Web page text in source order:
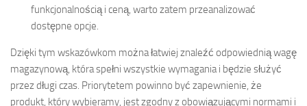
funkcjonalnością i ceną, warto zatem przeanalizować
dostępne opcje.
Dzięki tym wskazówkom można łatwiej znaleźć odpowiednią wagę
magazynową, która spełni wszystkie wymagania i będzie służyć
przez długi czas. Priorytetem powinno być zapewnienie, że
produkt, który wybieramy, jest zgodny z obowiązującymi normami i